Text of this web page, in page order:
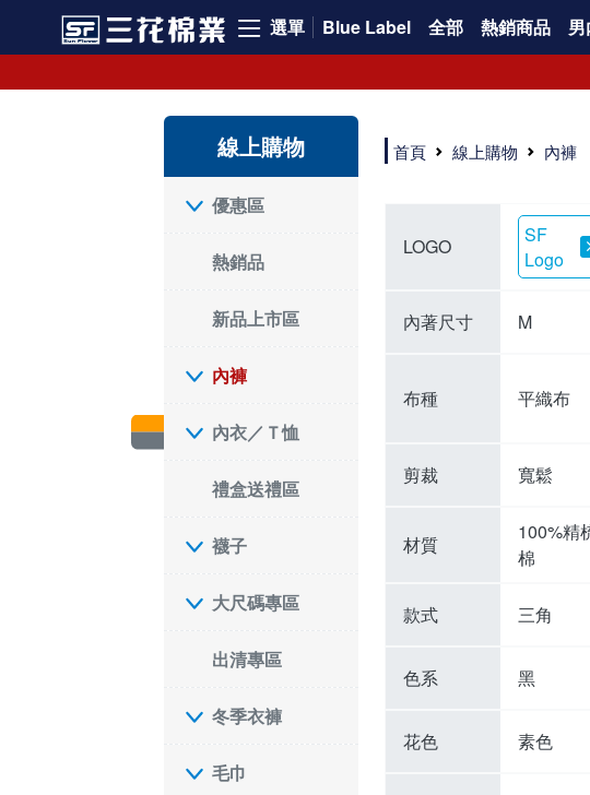
選單 Blue Label 全部 熱銷商品
線上購物
優惠區
熱銷品
新品上市區
內褲
內衣／Ｔ恤
禮盒送禮區
襪子
大尺碼專區
出清專區
冬季衣褲
毛巾
選擇內褲、平口褲、純棉內褲首重品質。舒適、透氣的內褲、平口褲、純棉內褲能影響健康，須謹慎挑選。三花內褲透氣不悶，值得信賴！
三花內褲、平口褲、純棉內褲50年來持續升級，符合人體工學設計，柔軟無勒痕的鬆緊帶。三花內褲是肌膚好友，口碑熱銷！
選擇內褲首重品質。三花內褲50年來不斷升級，證明其卓越品質。符合人體工學剪裁，柔軟無痕鬆緊帶，是必買首選。兼具品質與外型，與肌膚零感接觸，穿著舒適，看來有質感。三花內褲設計獨特，質料優良，專業剪裁，呵護肌膚。新鮮高品質棉材製成，多款選擇，耐洗耐穿，三花內褲絕對首選。
"內褲購買及使用經驗網友來信分享 近年來，我經常在大型連鎖賣場如佳瑪、美華泰等地看到三花內褲的展示。最近一兩年，甚至百貨公司及街頭店鋪都開始大量出現三花專櫃或專賣店。我猜測，這應該是三花在營運策略上的調整，才使得這些改變成為現實。 本來，三花內褲一直是消費者選購內褲時的熱門選項之一。內褲櫃點的增多使我更加注意到這個品牌，因此我在選購內褲時，特意多研究了一下三花內褲的設計。 先從內褲外層包裝談起，有些內褲有PP袋包裝，有些則沒有。雖然這是一件小事，但我發現朋友們中有人會介意內褲包裝沒有PP袋。他們認為沒有PP袋會使包裝不夠精美。對我來說，有PP袋確實能提升包裝的精緻度，但內褲不裝PP袋其實也算是環保。所以，這就看每個人對內褲包裝的需求和感受了。 每次購買內褲時，我都會特別帶一件五片式剪裁的內褲。三花的平口內褲被稱為全國第一件五片式剪裁內褲，這話應該不是隨便說說的，畢竟三花是一個擁有超過50年歷史的老品牌，專注於研發和改良內褲。當初，我覺得這種設計有些花俏，只是圖個新鮮買來試試，結果發現內褲多一片真的有其優勢，尤其是減少了內褲卡屁的次數。雖然這個狀況不可能完全消失，但大大增加了穿著的舒適度。 三花內褲的價格也在我能接受的範圍內，因此它逐漸成為我的心頭好。此外，內褲選購時的另一個重要因素是鬆緊帶。看內褲是否舊了，第一眼通常看鬆緊帶。故意或不小心露出內褲褲頭的時候，印象分數也是由鬆緊帶決定的。 很多內褲品牌強調鬆緊帶的造型及花樣，這類內褲非常適合一些特殊場合，如單身聯誼或約會時穿著，能夠加分不少。日常使用的內褲則建議選擇鬆緊帶不易鬆垮的，花樣其次。三花特別強調內褲鬆緊帶的耐洗度，而其他品牌鮮少提及這一點。 分場合選擇內褲是我的習慣。特殊場合內褲要講究一點，但平日則需要選擇鬆緊帶有保障的內褲。畢竟，內褲是每天陪伴我們超過12個小時的衣物，找到適合自己且耐洗耐穿高CP值的內褲才是最明智的選擇。 內褲畢竟是消耗品，定期更換非常重要。如果內褲沾染到髒污或處於潮濕的環境，就不應該撐太久。這是因為內褲長期接觸身體的重要部位，所以選擇和保養都要謹慎。 以上是我個人的內褲使用分享，並非業配，不代表任何人的立場。內褲還是要以自身體驗最為準確。希望大家都能找到適合自己的內褲，並多多支持台灣品牌。"
首頁 線上購物 內褲
LOGO
SF
Logo
內著尺寸 M
布種 平織布
剪裁 寬鬆
材質
100%精
棉
款式 三角
色系 黑
花色 素色